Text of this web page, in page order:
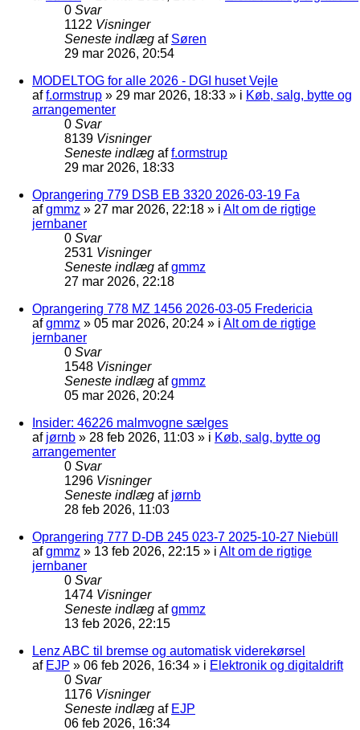
0 Svar
1122 Visninger
Seneste indlæg af Søren
29 mar 2026, 20:54
MODELTOG for alle 2026 - DGI huset Vejle
aff.ormstrup » 29 mar 2026, 18:33 » i Køb, salg, bytte og
arrangementer
0 Svar
8139 Visninger
Seneste indlæg aff.ormstrup
29 mar 2026, 18:33
Oprangering 779 DSB EB 3320 2026-03-19 Fa
afgmmz » 27 mar 2026, 22:18 » i Alt om de rigtige
jernbaner
0 Svar
2531 Visninger
Seneste indlæg afgmmz
27 mar 2026, 22:18
Oprangering 778 MZ 1456 2026-03-05 Fredericia
afgmmz » 05 mar 2026, 20:24 » i Alt om de rigtige
jernbaner
0 Svar
1548 Visninger
Seneste indlæg afgmmz
05 mar 2026, 20:24
Insider: 46226 malmvogne sælges
af jørnb » 28 feb 2026, 11:03 » i Køb, salg, bytte og
arrangementer
0 Svar
1296 Visninger
Seneste indlæg af jørnb
28 feb 2026, 11:03
Oprangering 777 D-DB 245 023-7 2025-10-27 Niebüll
afgmmz » 13 feb 2026, 22:15 » i Alt om de rigtige
jernbaner
0 Svar
1474 Visninger
Seneste indlæg afgmmz
13 feb 2026, 22:15
Lenz ABC til bremse og automatisk viderekørsel
af EJP » 06 feb 2026, 16:34 » i Elektronik og digitaldrift
0 Svar
1176 Visninger
Seneste indlæg af EJP
06 feb 2026, 16:34